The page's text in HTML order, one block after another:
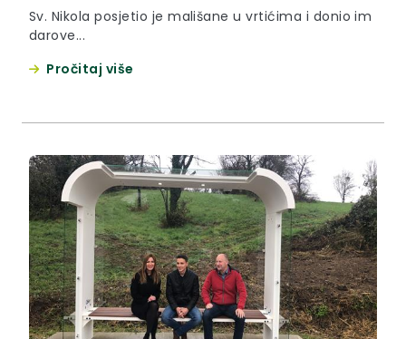
Sv. Nikola posjetio je mališane u vrtićima i donio im
darove...
Pročitaj više